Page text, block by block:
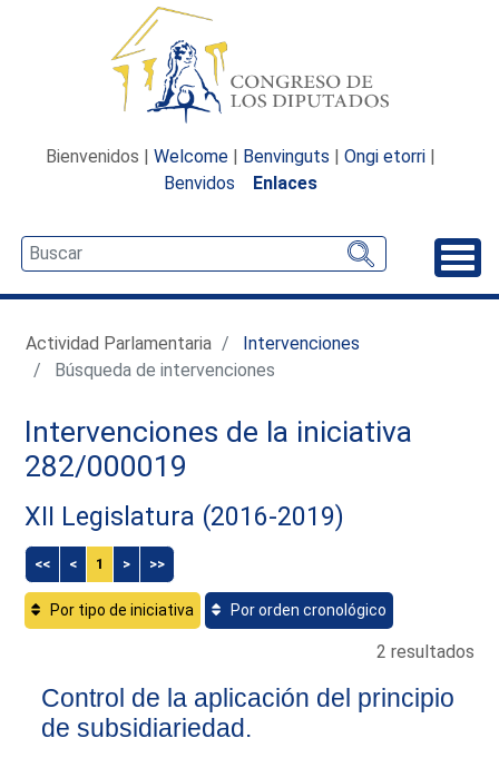
Bienvenidos | Welcome | Benvinguts | Ongi etorri |
Benvidos
Enlaces
Actividad Parlamentaria
Intervenciones
Búsqueda de intervenciones
Intervenciones de la iniciativa
282/000019
XII Legislatura (2016-2019)
<< < 1 > >>
Por tipo de iniciativa Por orden cronológico
2 resultados
Control de la aplicación del principio
de subsidiariedad.